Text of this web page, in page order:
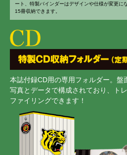
ート、特製バインダーはデザインや仕様が変更
15冊収納できます。
本誌付録CD用の専用フォルダー。盤
写真とデータで構成されており、ト
ファイリングできます！